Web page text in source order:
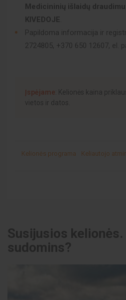
Medicininių išlaidų draudimu.
KIVEDOJE
Papildoma informacija ir
2724805, +370 650 12607, el.
Įspėjame : Kelionės kaina
vietos ir datos.
Kelionės programa Keliautojo
Susijusios kelionės.
sudomins?